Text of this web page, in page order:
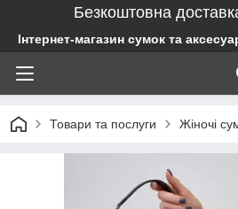
Безкоштовна
Інтернет-магазин сумок та
Товари та послуги Жіночі